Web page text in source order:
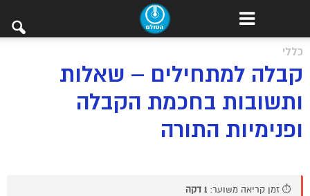
כללי
קבלה למתחילים – שאלות
ותשובות בחכמת הקבלה
ופנימיות התורה
⏱️ זמן קריאה משוער: 1 דקה